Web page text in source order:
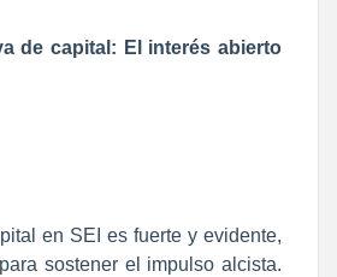
de capital: El interés abierto
en SEI es fuerte y evidente,
sostener el impulso alcista.